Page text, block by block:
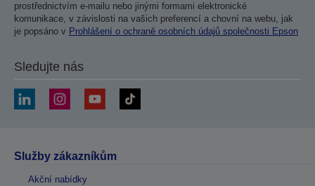
prostřednictvím e-mailu nebo jinými formami elektronické
komunikace, v závislosti na vašich preferencí a chovní na webu, jak
je popsáno v Prohlášení o ochraně osobních údajů společnosti Epson
Sledujte nás
Služby zákazníkům
Akční nabídky